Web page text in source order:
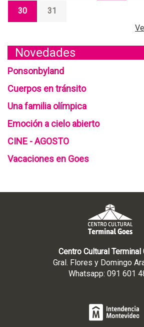
30
31
Novedades
Ponsonbyland
Cuerpos en tránsito
Una familia olímpica
Emoción a cielo abierto
CINE - AGOSTO
Vacaciones en Goes
Centro Cultural Terminal
Gral. Flores y Domingo
Whatsapp: 091 601